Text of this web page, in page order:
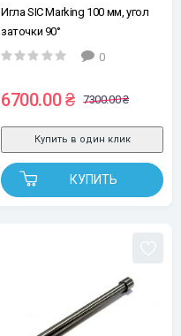
Игла SIC Marking 100 мм, угол
заточки 90°
0
6700.00 ₴ 7300.00 ₴
КУПИТЬ
Купить в один клик